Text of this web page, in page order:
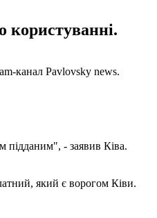
користуванні.
канал Pavlovsky news.
підданим", - заявив Ківа.
який є ворогом Ківи.